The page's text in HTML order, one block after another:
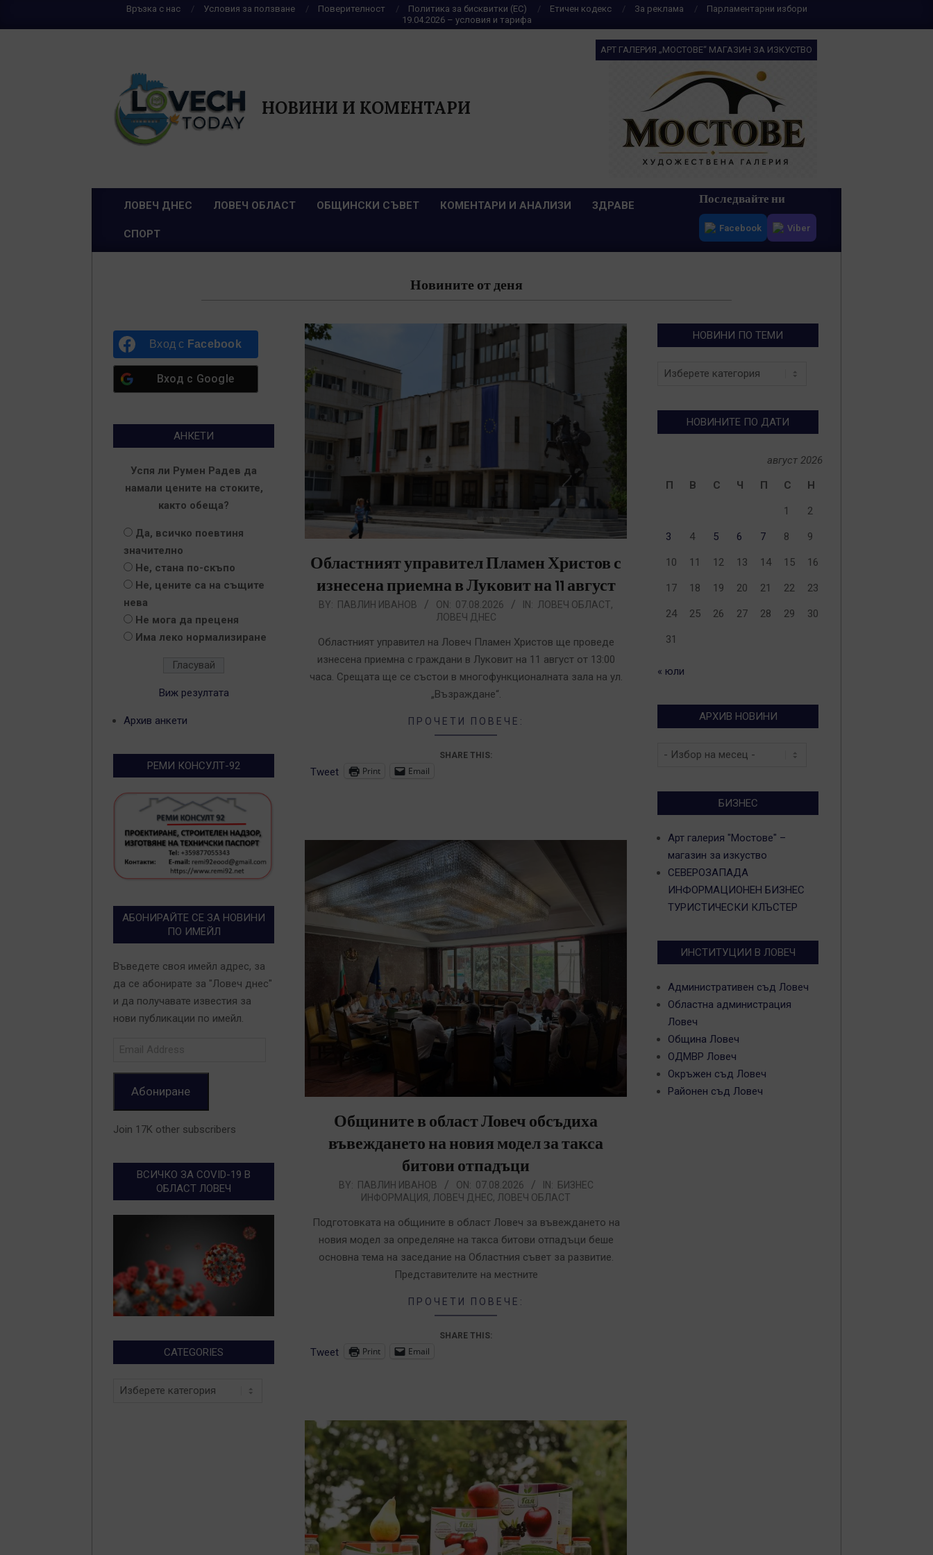
Връзка с нас Условия за ползване Поверителност Политика за бисквитки (ЕС) Етичен кодекс За реклама
Парламентарни избори
19.04.2026 – условия и тарифа
НОВИНИ И КОМЕНТАРИ
АРТ ГАЛЕРИЯ „МОСТОВЕ“ МАГАЗИН ЗА ИЗКУСТВО
Primary
ЛОВЕЧ ДНЕС ЛОВЕЧ ОБЛАСТ ОБЩИНСКИ СЪВЕТ КОМЕНТАРИ И АНАЛИЗИ ЗДРАВЕ
СПОРТ
Последвайте ни
Facebook Viber
Новините от деня
Областният управител Пламен Христов с
изнесена приемна в Луковит на 11 август
2026-
BY: ПАВЛИН ИВАНОВ ON: 07.08.2026 IN: ЛОВЕЧ ОБЛАСТ,
ЛОВЕЧ ДНЕС
Областният управител на Ловеч Пламен Христов ще проведе
изнесена приемна с граждани в Луковит на 11 август от 13:00
часа. Срещата ще се състои в многофункционалната зала на ул.
„Възраждане“.
ПРОЧЕТИ ПОВЕЧЕ:
SHARE THIS:
Tweet Print Email
Общините в област Ловеч обсъдиха
въвеждането на новия модел за такса
битови отпадъци
07
BY: ПАВЛИН ИВАНОВ ON: 07.08.2026 IN: БИЗНЕС
ИНФОРМАЦИЯ, ЛОВЕЧ ДНЕС, ЛОВЕЧ ОБЛАСТ
Подготовката на общините в област Ловеч за въвеждането на
новия модел за определяне на такса битови отпадъци беше
основна тема на заседание на Областния съвет за развитие.
Представителите на местните
ПРОЧЕТИ ПОВЕЧЕ:
SHARE THIS:
Tweet Print Email
Вход с Facebook
Вход с Google
АНКЕТИ
Успя ли Румен Радев да
намали цените на стоките,
както обеща?
Да, всичко поевтиня
значително
Не, стана по-скъпо
Не, цените са на същите
нева
Не мога да преценя
Има леко нормализиране
Виж резултата
Архив анкети
РЕМИ КОНСУЛТ-92
АБОНИРАЙТЕ СЕ ЗА НОВИНИ
ПО ИМЕЙЛ
Въведете своя имейл адрес, за
да се абонирате за "Ловеч днес"
и да получавате известия за
нови публикации по имейл.
Абониране
Join 17K other subscribers
ВСИЧКО ЗА COVID-19 В
ОБЛАСТ ЛОВЕЧ
CATEGORIES
Categories
НОВИНИ ПО ТЕМИ
Новини
НОВИНИТЕ ПО ДАТИ
август 2026
П
В С Ч П С Н
1 2
3 4 5 6 7 8 9
10 11 12 13 14 15 16
17 18 19 20 21 22 23
24 25 26 27 28 29 30
31
« юли
АРХИВ НОВИНИ
Архив
БИЗНЕС
Арт галерия "Мостове" –
магазин за изкуство
СЕВЕРОЗАПАДА
ИНФОРМАЦИОНЕН БИЗНЕС
ТУРИСТИЧЕСКИ КЛЪСТЕР
ИНСТИТУЦИИ В ЛОВЕЧ
Административен съд Ловеч
Областна администрация
Ловеч
Община Ловеч
ОДМВР Ловеч
Окръжен съд Ловеч
Районен съд Ловеч